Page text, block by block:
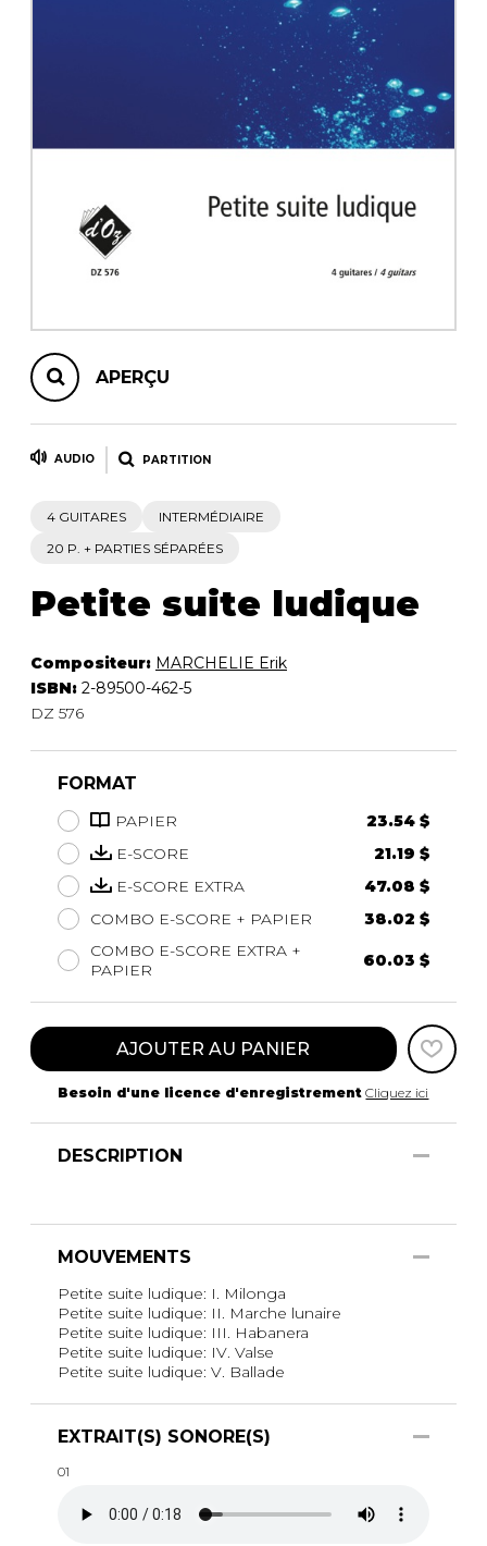
APERÇU
AUDIO PARTITION
4 GUITARES
INTERMÉDIAIRE
20 P. + PARTIES SÉPARÉES
Petite suite ludique
Compositeur: MARCHELIE Erik
ISBN: 2-89500-462-5
DZ 576
FORMAT
PAPIER
23.54 $
E-SCORE
21.19 $
E-SCORE EXTRA
47.08 $
COMBO E-SCORE + PAPIER
38.02 $
COMBO E-SCORE EXTRA +
PAPIER
60.03 $
AJOUTER AU PANIER
Besoin d'une licence d'enregistrement Cliquez ici
DESCRIPTION
MOUVEMENTS
Petite suite ludique: I. Milonga
Petite suite ludique: II. Marche lunaire
Petite suite ludique: III. Habanera
Petite suite ludique: IV. Valse
Petite suite ludique: V. Ballade
EXTRAIT(S) SONORE(S)
01